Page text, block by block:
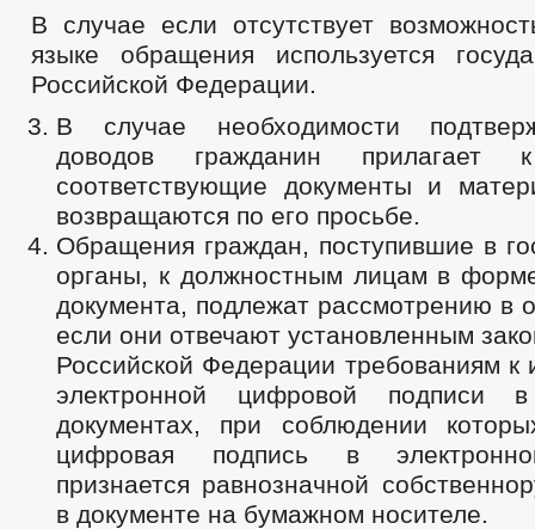
В случае если отсутствует
языке обращения используется
Российской Федерации.
В случае необходимости
доводов гражданин прилагает
соответствующие документы и
возвращаются по его просьбе.
Обращения граждан, поступившие в
органы, к должностным лицам в
документа, подлежат рассмотрению в
если они отвечают установленным
Российской Федерации требованиям к
электронной цифровой подписи в
документах, при соблюдении
цифровая подпись в
признается равнозначной
в документе на бумажном носителе.